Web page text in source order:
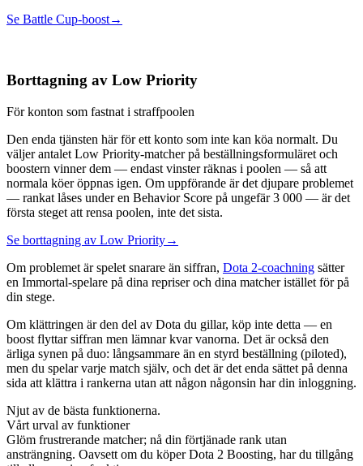
Se Battle Cup-boost→
Borttagning av Low Priority
För konton som fastnat i straffpoolen
Den enda tjänsten här för ett konto som inte kan köa normalt. Du
väljer antalet Low Priority-matcher på beställningsformuläret och
boostern vinner dem — endast vinster räknas i poolen — så att
normala köer öppnas igen. Om uppförande är det djupare problemet
— rankat låses under en Behavior Score på ungefär 3 000 — är det
första steget att rensa poolen, inte det sista.
Se borttagning av Low Priority→
Om problemet är spelet snarare än siffran, Dota 2-coachning sätter
en Immortal-spelare på dina repriser och dina matcher istället för på
din stege.
Om klättringen är den del av Dota du gillar, köp inte detta — en
boost flyttar siffran men lämnar kvar vanorna. Det är också den
ärliga synen på duo: långsammare än en styrd beställning (piloted),
men du spelar varje match själv, och det är det enda sättet på denna
sida att klättra i rankerna utan att någon någonsin har din inloggning.
Njut av de bästa funktionerna.
Vårt urval av funktioner
Glöm frustrerande matcher; nå din förtjänade rank utan
ansträngning. Oavsett om du köper Dota 2 Boosting, har du tillgång